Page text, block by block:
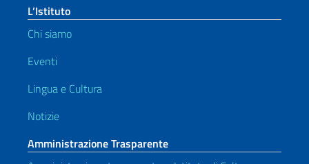
L’Istituto
Chi siamo
Eventi
Lingua e Cultura
Notizie
Amministrazione Trasparente